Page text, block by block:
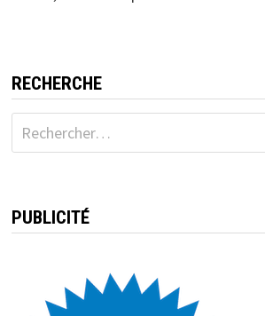
RECHERCHE
Rechercher :
PUBLICITÉ